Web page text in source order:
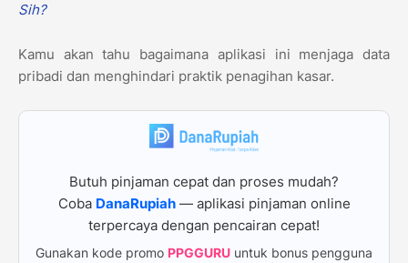
Sih?
Kamu akan tahu bagaimana aplikasi ini menjaga data
pribadi dan menghindari praktik penagihan kasar.
Butuh pinjaman cepat dan proses mudah?
Coba DanaRupiah— aplikasi pinjaman online
terpercaya dengan pencairan cepat!
Gunakan kode promo PPGGURU untuk bonus pengguna